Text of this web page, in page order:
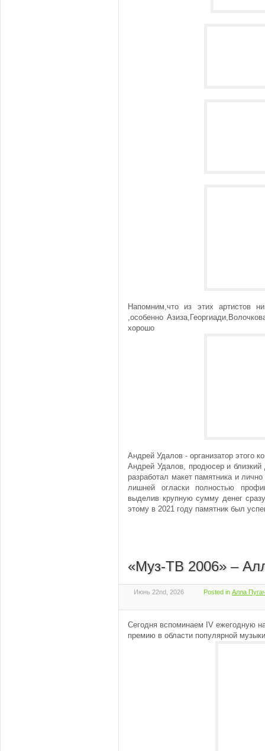
Напомним,что из этих артистов
,особенно
хорошо
Андрей Удалов - организатор этого
Андрей Удалов, продюсер и близкий
разработал макет памятника и
лишней огласки полностью
выделив крупную сумму денег
этому в 2021 году памятник был
«Муз-ТВ 2006» –
Июнь 22nd, 2026 Posted in Алла
Сегодня вспоминаем IV ежегодную
премию в области популярной